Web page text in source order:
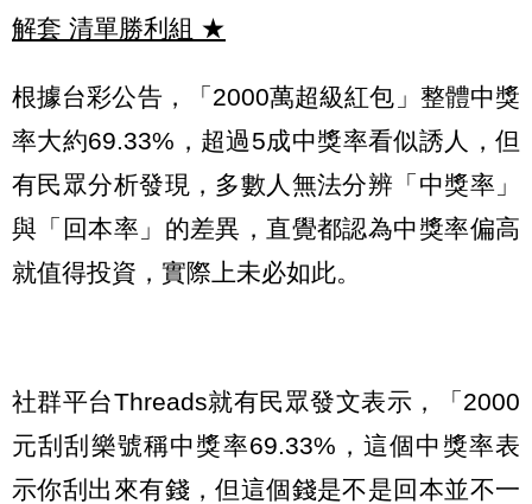
解套 清單勝利組 ★
根據台彩公告，「2000萬超級紅包」整體中獎
率大約69.33%，超過5成中獎率看似誘人，但
有民眾分析發現，多數人無法分辨「中獎率」
與「回本率」的差異，直覺都認為中獎率偏高
就值得投資，實際上未必如此。
社群平台Threads就有民眾發文表示，「2000
元刮刮樂號稱中獎率69.33%，這個中獎率表
示你刮出來有錢，但這個錢是不是回本並不一